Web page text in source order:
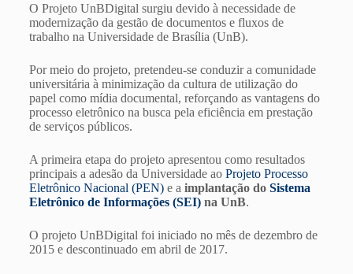
O Projeto UnBDigital surgiu devido à necessidade de
modernização da gestão de documentos e fluxos de
trabalho na Universidade de Brasília (UnB).
Por meio do projeto, pretendeu-se conduzir a comunidade
universitária à minimização da cultura de utilização do
papel como mídia documental, reforçando as vantagens do
processo eletrônico na busca pela eficiência em prestação
de serviços públicos.
A primeira etapa do projeto apresentou como resultados
principais a adesão da Universidade ao Projeto Processo
Eletrônico Nacional (PEN)e a implantação do Sistema
Eletrônico de Informações (SEI)na UnB.
O projeto UnBDigital foi iniciado no mês de dezembro de
2015 e descontinuado em abril de 2017.